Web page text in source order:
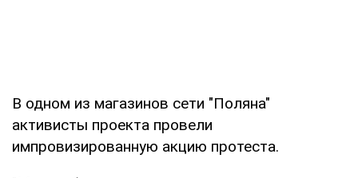
В одном из магазинов сети "Поляна"
активисты проекта провели
импровизированную акцию протеста.